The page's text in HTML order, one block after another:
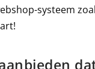
systeem